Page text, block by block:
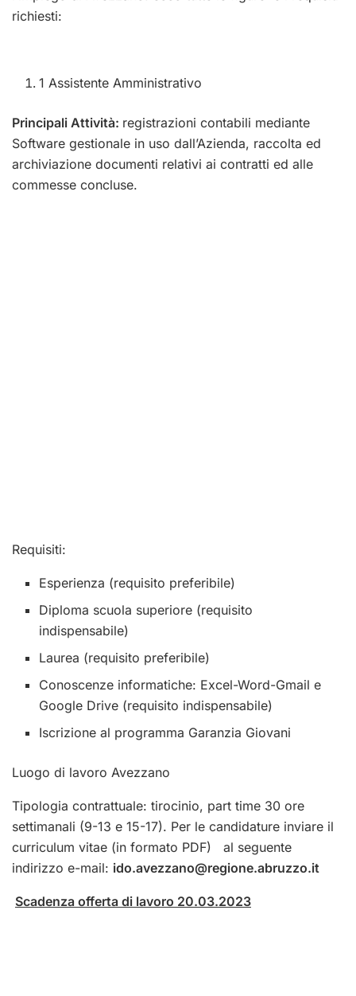
richiesti:
1 Assistente Amministrativo
Principali Attività: registrazioni contabili mediante
Software gestionale in uso dall’Azienda, raccolta ed
archiviazione documenti relativi ai contratti ed alle
commesse concluse.
Requisiti:
Esperienza (requisito preferibile)
Diploma scuola superiore (requisito
indispensabile)
Laurea (requisito preferibile)
Conoscenze informatiche: Excel-Word-Gmail e
Google Drive (requisito indispensabile)
Iscrizione al programma Garanzia Giovani
Luogo di lavoro Avezzano
Tipologia contrattuale: tirocinio, part time 30 ore
settimanali (9-13 e 15-17). Per le candidature inviare il
curriculum vitae (in formato PDF) al seguente
indirizzo e-mail: ido.avezzano@regione.abruzzo.it
Scadenza offerta di lavoro 20.03.2023